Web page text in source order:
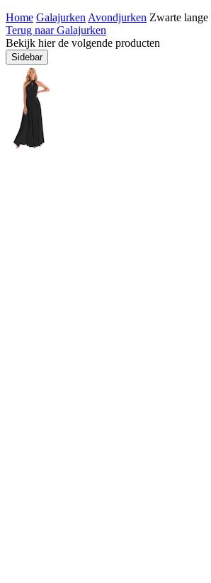
Home Galajurken Avondjurken Zwarte
Terug naar Galajurken
Bekijk hier de volgende producten
Sidebar